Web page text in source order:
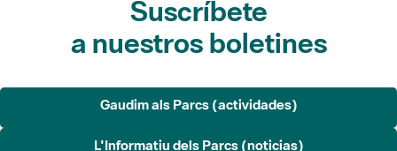
Gaudim als Parcs (actividades)